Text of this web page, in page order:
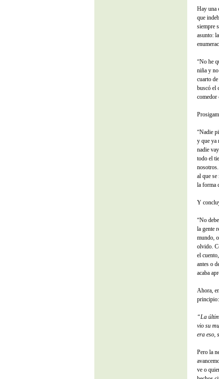
Hay una
que
siempre
asunto:
“No he
niña y
cuarto
buscó el
comedor
“Nadie
y que ya
nadie
todo el
al que se
la forma
Y
“No
la gente
mundo,
olvido.
el
antes o
acaba
Ahora,
principio:
“La
vio su
era eso,
Pero la
ve o